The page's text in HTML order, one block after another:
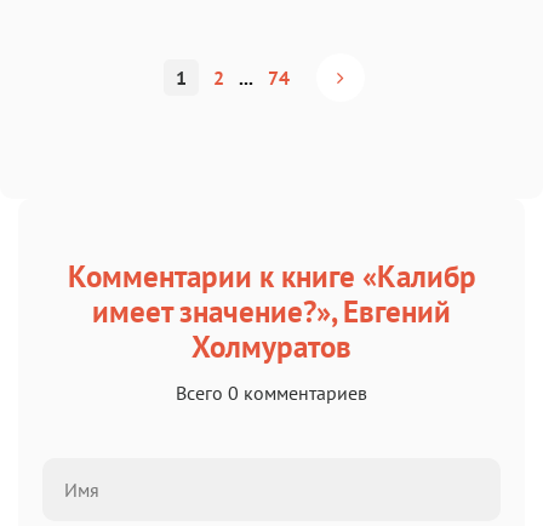
1 2 ... 74
Комментарии к книге «Калибр
имеет значение?», Евгений
Холмуратов
Всего 0 комментариев